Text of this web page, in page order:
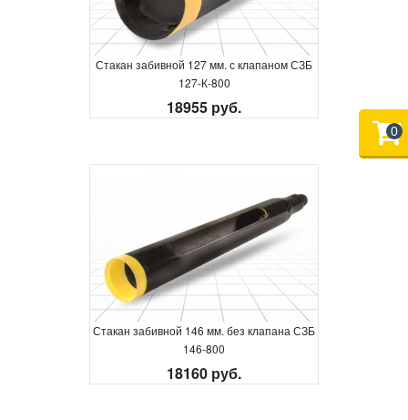
Стакан забивной 127 мм. с клапаном СЗБ
127-К-800
18955 руб.
Стакан забивной 146 мм. без клапана СЗБ
146-800
18160 руб.
0